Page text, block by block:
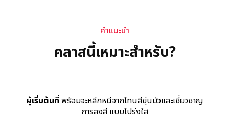
คำแนะนำ
คลาสนี้เหมาะสำหรับ?
ผู้เริ่มต้นที่พร้อมจะหลีกหนีจากโทนสีขุ่นมัวและเชี่ยวชาญ
การลงสี แบบโปร่งใส